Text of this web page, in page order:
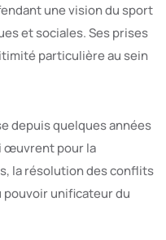
une vision du sport
et sociales. Ses prises
particulière au sein
depuis quelques années
œuvrent pour la
la résolution des conflits
pouvoir unificateur du